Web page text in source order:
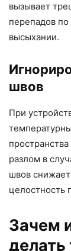
вызывает
перепадов по
высыхании.
швов
При
разлом в
швов
целостность
Зачем